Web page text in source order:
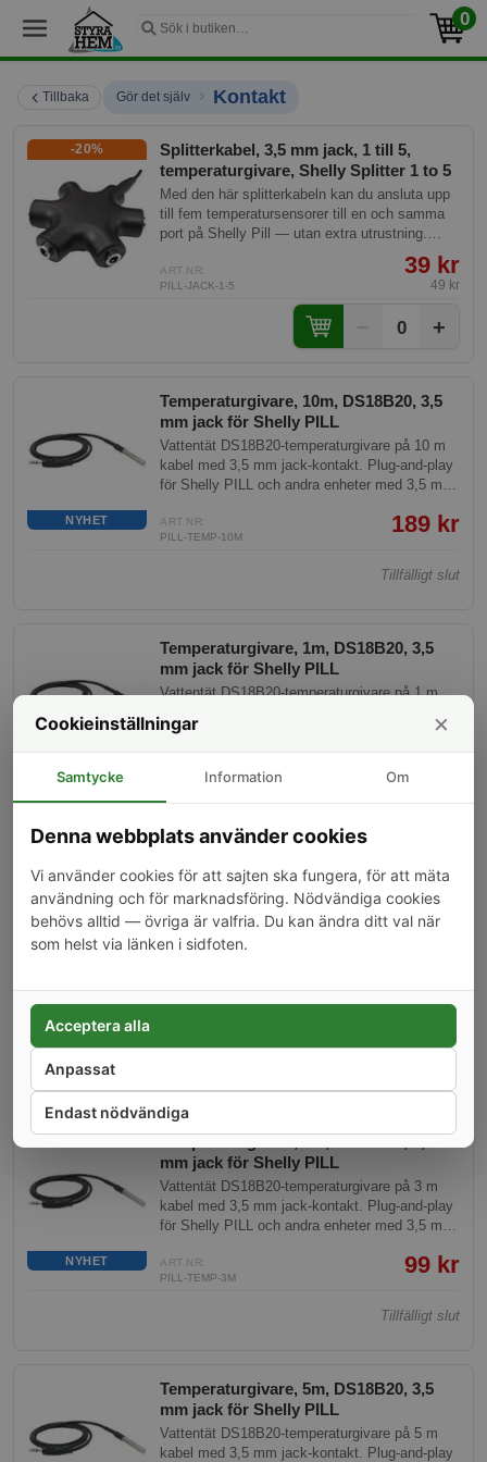
0
Tillbaka Gör det själv › Kontakt
Splitterkabel, 3,5 mm jack, 1 till 5,
temperaturgivare, Shelly Splitter 1 to 5
-20%
Med den här splitterkabeln kan du ansluta upp
till fem temperatursensorer till en och samma
port på Shelly Pill — utan extra utrustning.
Perfekt för dig som vill övervaka temperaturen
på flera platser samtidigt, till exempel i ett
akvarium, växthus, serverrum eller kylrum.
Plug-and-play — koppla in och börja mäta
direkt, utan konfiguration. Kabeln passar
exklusivt ihop med Shelly Pill och kompatibla
ART.NR:
PILL-JACK-1-5
39 kr
49 kr
0 +
Temperaturgivare, 10m, DS18B20, 3,5
mm jack för Shelly PILL
NYHET
Vattentät DS18B20-temperaturgivare på 10 m
kabel med 3,5 mm jack-kontakt. Plug-and-play
för Shelly PILL och andra enheter med 3,5 mm
ART.NR:
PILL-TEMP-10M
189 kr
Tillfälligt slut
Temperaturgivare, 1m, DS18B20, 3,5
mm jack för Shelly PILL
Vattentät DS18B20-temperaturgivare på 1 m
för Shelly PILL och andra enheter med 3,5 mm
temperaturingång. Mätområde -55 till +125 °C.
PILL-TEMP-1M
59 kr
Temperaturgivare, 2m, DS18B20, 3,5
mm jack för Shelly PILL
Vattentät DS18B20-temperaturgivare på 2 m
79 kr
mm jack för Shelly PILL
NYHET
Vattentät DS18B20-temperaturgivare på 3 m
kabel med 3,5 mm jack-kontakt. Plug-and-play
för Shelly PILL och andra enheter med 3,5 mm
ART.NR:
PILL-TEMP-3M
99 kr
Tillfälligt slut
Temperaturgivare, 5m, DS18B20, 3,5
mm jack för Shelly PILL
Vattentät DS18B20-temperaturgivare på 5 m
kabel med 3,5 mm jack-kontakt. Plug-and-play
Cookieinställningar ×
Samtycke Information Om
Denna webbplats använder cookies
Vi använder cookies för att sajten ska fungera, för att mäta
användning och för marknadsföring. Nödvändiga cookies
behövs alltid — övriga är valfria. Du kan ändra ditt val när
som helst via länken i sidfoten.
Endast nödvändiga
Anpassat
Acceptera alla